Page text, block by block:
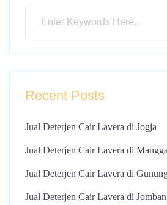
Recent Posts
Jual Deterjen Cair Lavera di Jogja
Jual Deterjen Cair Lavera di
Jual Deterjen Cair Lavera di
Jual Deterjen Cair Lavera di